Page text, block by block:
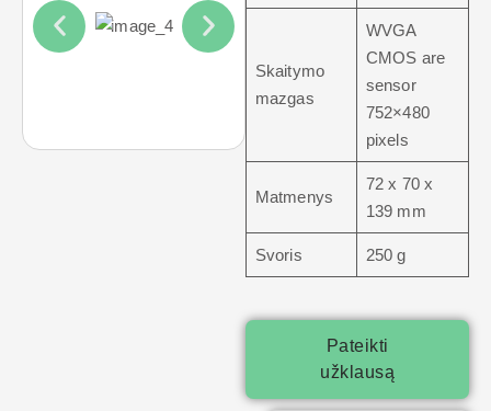
Skaitymo
mazgas
WVGA
CMOS are
sensor
752×480
pixels
Matmenys
72 x 70 x
139 mm
Svoris 250 g
Pateikti
užklausą